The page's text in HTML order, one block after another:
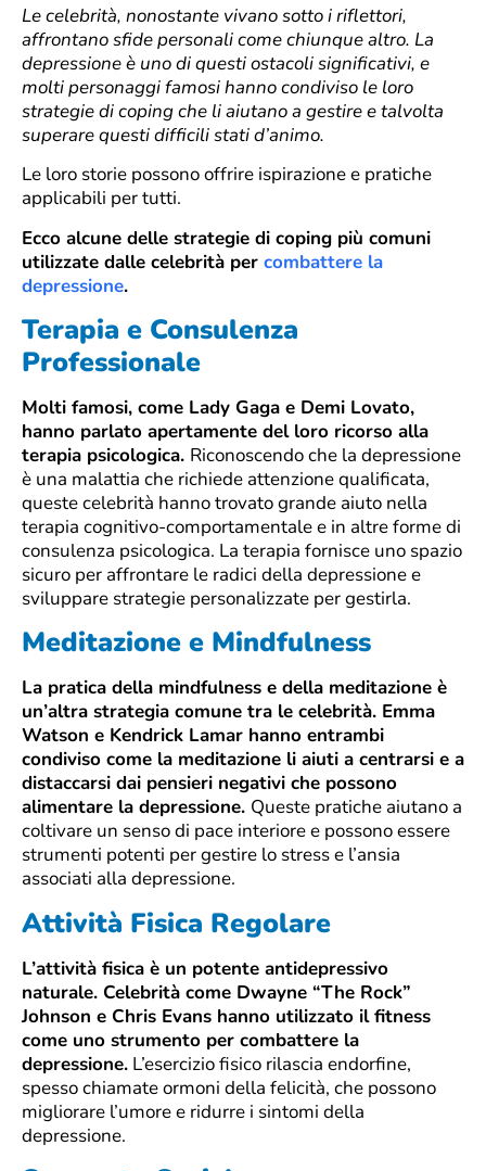
Le celebrità, nonostante vivano sotto i riflettori,
affrontano sfide personali come chiunque altro. La
depressione è uno di questi ostacoli significativi, e
molti personaggi famosi hanno condiviso le loro
strategie di coping che li aiutano a gestire e talvolta
superare questi difficili stati d’animo.
Le loro storie possono offrire ispirazione e pratiche
applicabili per tutti.
Ecco alcune delle strategie di coping più comuni
utilizzate dalle celebrità per combattere la
depressione.
Terapia e Consulenza
Professionale
Molti famosi, come Lady Gaga e Demi Lovato,
hanno parlato apertamente del loro ricorso alla
terapia psicologica. Riconoscendo che la depressione
è una malattia che richiede attenzione qualificata,
queste celebrità hanno trovato grande aiuto nella
terapia cognitivo-comportamentale e in altre forme di
consulenza psicologica. La terapia fornisce uno spazio
sicuro per affrontare le radici della depressione e
sviluppare strategie personalizzate per gestirla.
Meditazione e Mindfulness
La pratica della mindfulness e della meditazione è
un’altra strategia comune tra le celebrità. Emma
Watson e Kendrick Lamar hanno entrambi
condiviso come la meditazione li aiuti a centrarsi e a
distaccarsi dai pensieri negativi che possono
alimentare la depressione. Queste pratiche aiutano a
coltivare un senso di pace interiore e possono essere
strumenti potenti per gestire lo stress e l’ansia
associati alla depressione.
Attività Fisica Regolare
L’attività fisica è un potente antidepressivo
naturale. Celebrità come Dwayne “The Rock”
Johnson e Chris Evans hanno utilizzato il fitness
come uno strumento per combattere la
depressione. L’esercizio fisico rilascia endorfine,
spesso chiamate ormoni della felicità, che possono
migliorare l’umore e ridurre i sintomi della
depressione.